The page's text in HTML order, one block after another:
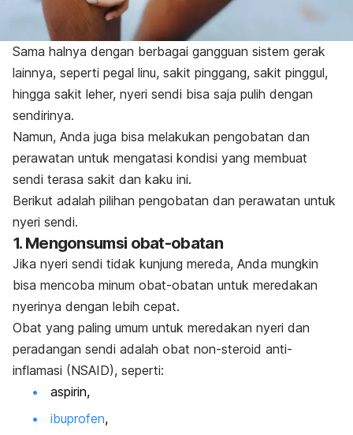
Sama halnya dengan berbagai gangguan sistem gerak
lainnya, seperti pegal linu, sakit pinggang, sakit pinggul,
hingga sakit leher, nyeri sendi bisa saja pulih dengan
sendirinya.
Namun, Anda juga bisa melakukan pengobatan dan
perawatan untuk mengatasi kondisi yang membuat
sendi terasa sakit dan kaku ini.
Berikut adalah pilihan pengobatan dan perawatan untuk
nyeri sendi.
1. Mengonsumsi obat-obatan
Jika nyeri sendi tidak kunjung mereda, Anda mungkin
bisa mencoba minum obat-obatan untuk meredakan
nyerinya dengan lebih cepat.
Obat yang paling umum untuk meredakan nyeri dan
peradangan sendi adalah obat non-steroid anti-
inflamasi (NSAID), seperti:
aspirin,
ibuprofen,